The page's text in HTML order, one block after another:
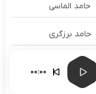
حامد الماسی
حامد برزگری
حامد جعفری
حامد شیخ
00:00